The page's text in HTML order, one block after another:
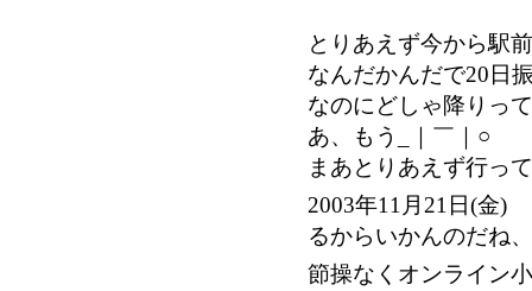
とりあえず今から駅
なんだかんだで20日
なのにどしゃ降りっ
あ、もう_｜￣｜○
まあとりあえず行っ
2003年11月21日(金)
るからいかんのだね
節操なくオンライン